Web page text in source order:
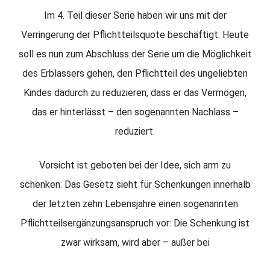
Im 4. Teil dieser Serie haben wir uns mit der
Verringerung der Pflichtteilsquote beschäftigt. Heute
soll es nun zum Abschluss der Serie um die Möglichkeit
des Erblassers gehen, den Pflichtteil des ungeliebten
Kindes dadurch zu reduzieren, dass er das Vermögen,
das er hinterlässt – den sogenannten Nachlass –
reduziert.
Vorsicht ist geboten bei der Idee, sich arm zu
schenken: Das Gesetz sieht für Schenkungen innerhalb
der letzten zehn Lebensjahre einen sogenannten
Pflichtteilsergänzungsanspruch vor: Die Schenkung ist
zwar wirksam, wird aber – außer bei